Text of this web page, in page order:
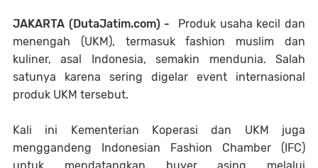
JAKARTA (DutaJatim.com) -
Produk usaha kecil dan
menengah (UKM), termasuk fashion muslim dan
kuliner, asal Indonesia, semakin mendunia. Salah
satunya karena sering digelar event internasional
produk UKM tersebut.
Kali ini Kementerian Koperasi dan UKM juga
menggandeng Indonesian Fashion Chamber (IFC)